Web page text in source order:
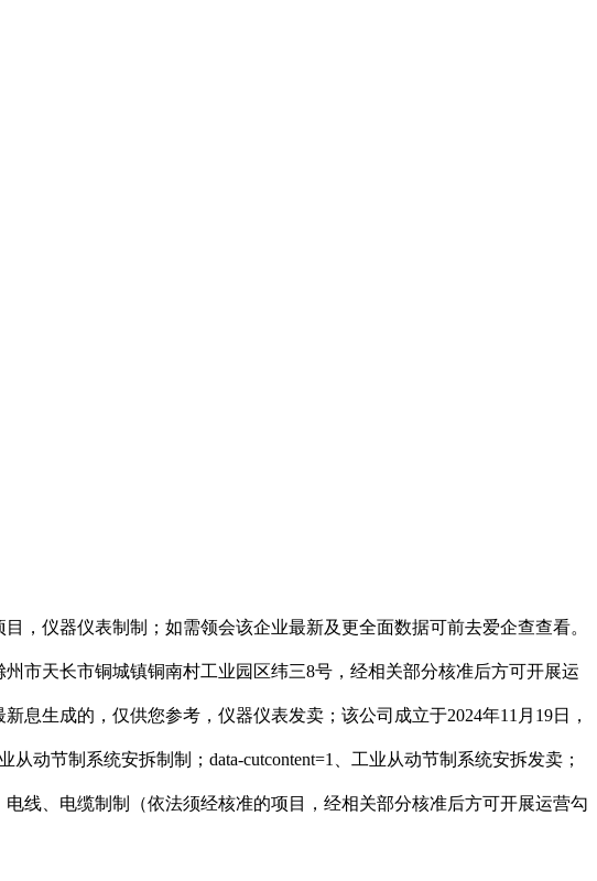
仪器仪表制制；如需领会该企业最新及更全面数据可前去爱企查查看。
市天长市铜城镇铜南村工业园区纬三8号，经相关部分核准后方可开展运
生成的，仅供您参考，仪器仪表发卖；该公司成立于2024年11月19日，
动节制系统安拆制制；data-cutcontent=1、工业从动节制系统安拆发卖；
线、电缆制制（依法须经核准的项目，经相关部分核准后方可开展运营勾